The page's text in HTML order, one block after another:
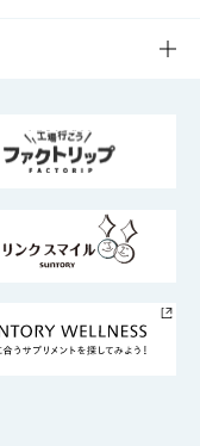
ィ経営